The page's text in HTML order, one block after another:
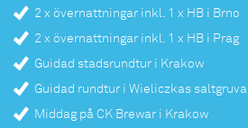
2 x övernattningar inkl. 1 x HB i Brno
2 x övernattningar inkl. 1 x HB i Prag
Guidad stadsrundtur i Krakow
Guidad rundtur i Wieliczkas saltgruva
Middag på CK Brewar i Krakow